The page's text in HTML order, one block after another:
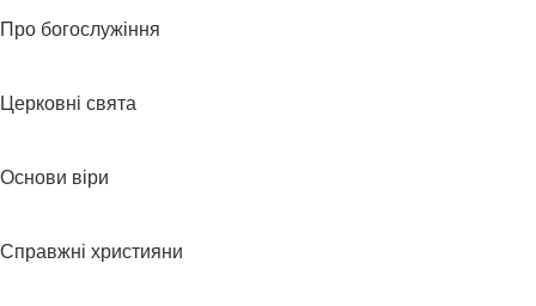
Про богослужіння
Церковні свята
Основи віри
Справжні християни